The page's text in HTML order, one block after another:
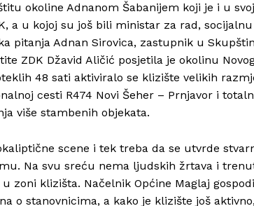
okoline Adnanom Šabanijem koji je i u
a u kojoj su još bili ministar za rad,
pitanja Adnan Sirovica, zastupnik u
ZDK Džavid Aličić posjetila je okolinu
48 sati aktiviralo se klizište velikih
cesti R474 Novi Šeher – Prnjavor i
više stambenih objekata.
scene i tek treba da se utvrde
Na svu sreću nema ljudskih žrtava i
zoni klizišta. Načelnik Općine Maglaj
o stanovnicima, a kako je klizište još